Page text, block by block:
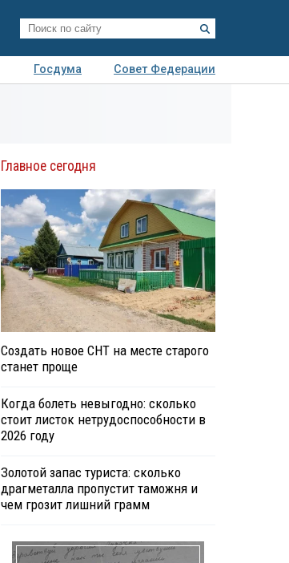
Госдума
Совет Федерации
Главное сегодня
Создать новое СНТ на месте старого
станет проще
Когда болеть невыгодно: сколько
стоит листок нетрудоспособности в
2026 году
Золотой запас туриста: сколько
драгметалла пропустит таможня и
чем грозит лишний грамм